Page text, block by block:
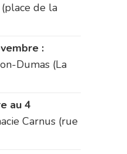
de la
:
Dumas (La
au 4
Carnus (rue